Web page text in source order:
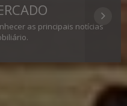
as principais notícias